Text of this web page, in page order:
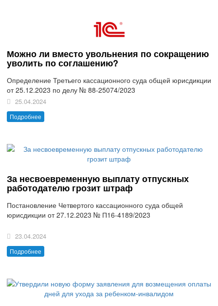
Можно ли вместо увольнения по сокращению
уволить по соглашению?
Определение Третьего кассационного суда общей юрисдикции
от 25.12.2023 по делу № 88-25074/2023
25.04.2024
Подробнее
За несвоевременную выплату отпускных
работодателю грозит штраф
Постановление Четвертого кассационного суда общей
юрисдикции от 27.12.2023 № П16-4189/2023
23.04.2024
Подробнее